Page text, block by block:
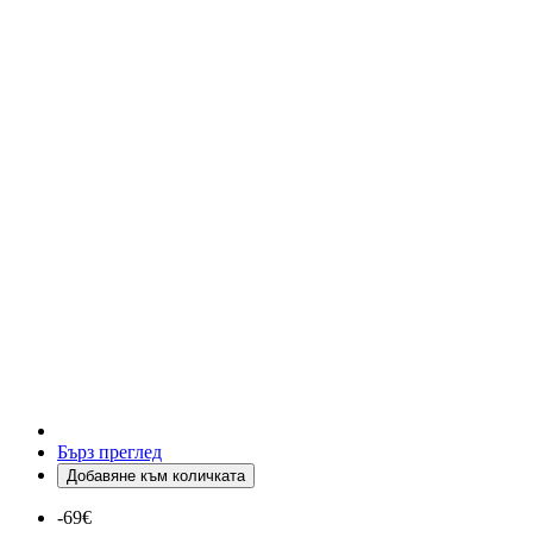
Бърз преглед
Добавяне към количката
-69€